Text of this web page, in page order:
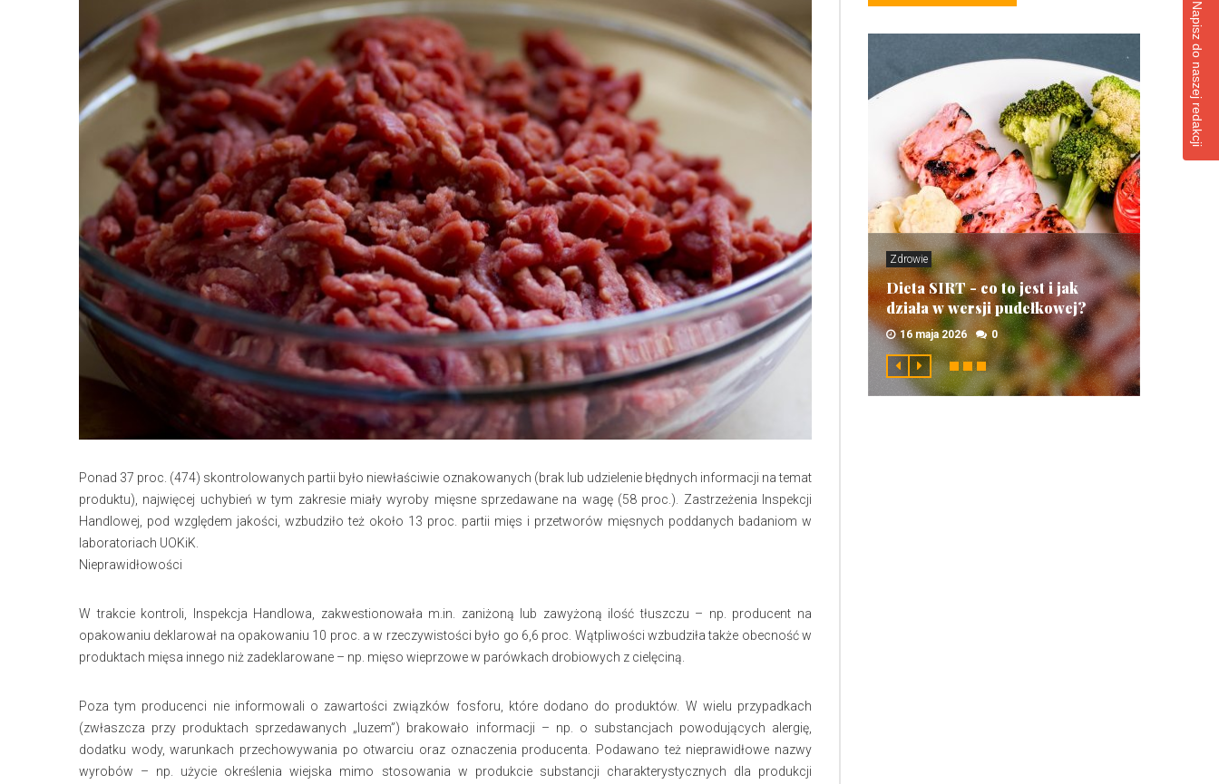
Ponad 37 proc. (474) skontrolowanych partii było niewłaściwie oznakowanych (brak lub udzielenie błędnych informacji na temat
produktu), najwięcej uchybień w tym zakresie miały wyroby mięsne sprzedawane na wagę (58 proc.). Zastrzeżenia Inspekcji
Handlowej, pod względem jakości, wzbudziło też około 13 proc. partii mięs i przetworów mięsnych poddanych badaniom w
laboratoriach UOKiK.
Nieprawidłowości
W trakcie kontroli, Inspekcja Handlowa, zakwestionowała m.in. zaniżoną lub zawyżoną ilość tłuszczu – np. producent na
opakowaniu deklarował na opakowaniu 10 proc. a w rzeczywistości było go 6,6 proc. Wątpliwości wzbudziła także obecność w
produktach mięsa innego niż zadeklarowane – np. mięso wieprzowe w parówkach drobiowych z cielęciną.
Poza tym producenci nie informowali o zawartości związków fosforu, które dodano do produktów. W wielu przypadkach
(zwłaszcza przy produktach sprzedawanych „luzem”) brakowało informacji – np. o substancjach powodujących alergię,
dodatku wody, warunkach przechowywania po otwarciu oraz oznaczenia producenta. Podawano też nieprawidłowe nazwy
wyrobów – np. użycie określenia wiejska mimo stosowania w produkcie substancji charakterystycznych dla produkcji
Zdrowie
Dieta SIRT - co to jest i jak
działa w wersji pudełkowej?
16 maja 2026 0
Napisz do naszej redakcji